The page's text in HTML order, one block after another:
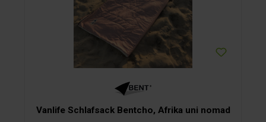
Vanlife Schlafsack Bentcho, Afrika uni nomad